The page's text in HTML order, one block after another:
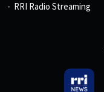
RRI Radio Streaming